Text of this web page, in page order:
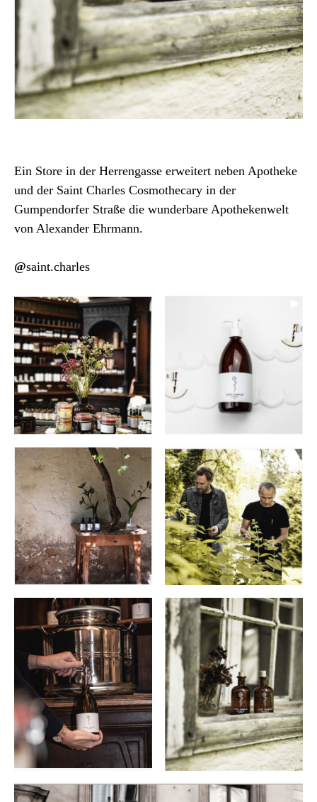
Ein Store in der Herrengasse erweitert neben Apotheke
und der Saint Charles Cosmothecary in der
Gumpendorfer Straße die wunderbare Apothekenwelt
von Alexander Ehrmann.
@saint.charles